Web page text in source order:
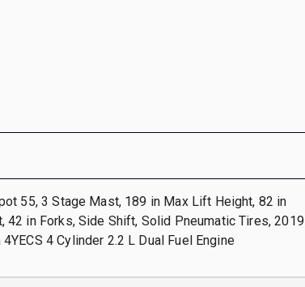
55, 3 Stage Mast, 189 in Max Lift Height, 82 in
42 in Forks, Side Shift, Solid Pneumatic Tires, 2019
4 Cylinder 2.2 L Dual Fuel Engine